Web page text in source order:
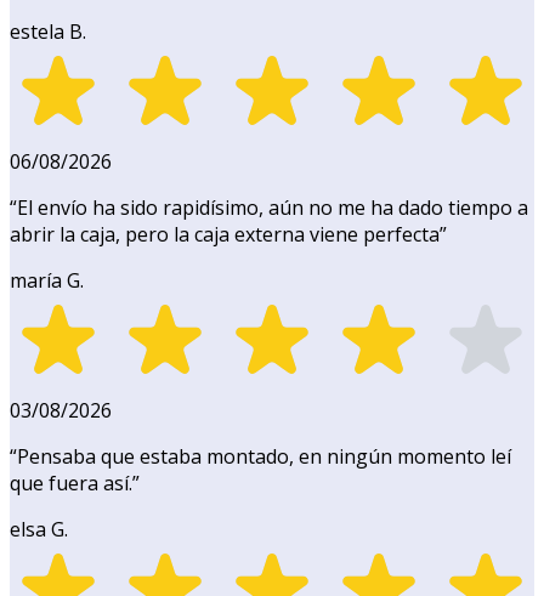
estela B.
06/08/2026
“El envío ha sido rapidísimo, aún no me ha dado tiempo a
abrir la caja, pero la caja externa viene perfecta”
maría G.
03/08/2026
“Pensaba que estaba montado, en ningún momento leí
que fuera así.”
elsa G.